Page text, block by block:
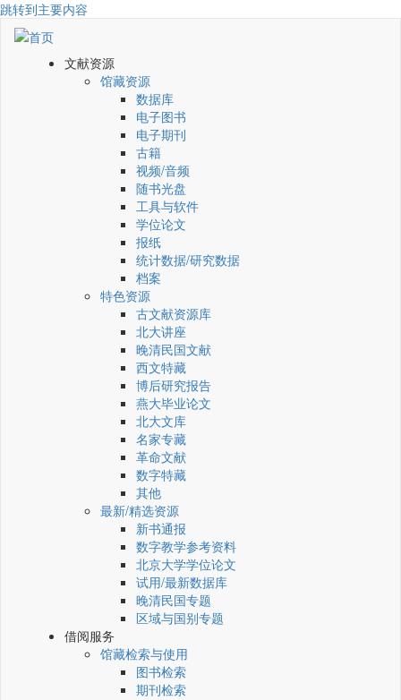
跳转到主要内容
文献资源
馆藏资源
数据库
电子图书
电子期刊
古籍
视频/音频
随书光盘
工具与软件
学位论文
报纸
统计数据/研究数据
档案
特色资源
古文献资源库
北大讲座
晚清民国文献
西文特藏
博后研究报告
燕大毕业论文
北大文库
名家专藏
革命文献
数字特藏
其他
最新/精选资源
新书通报
数字教学参考资料
北京大学学位论文
试用/最新数据库
晚清民国专题
区域与国别专题
借阅服务
馆藏检索与使用
图书检索
期刊检索